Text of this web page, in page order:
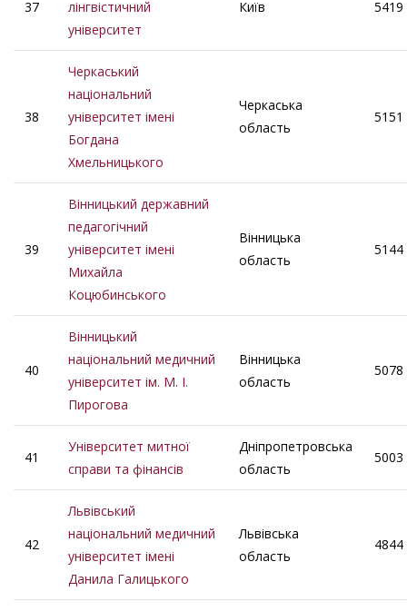
37
лінгвістичний
університет
Київ 5419
38
Черкаський
національний
університет імені
Богдана
Хмельницького
Черкаська
область
5151
39
Вінницький державний
педагогічний
університет імені
Михайла
Коцюбинського
Вінницька
область
5144
40
Вінницький
національний медичний
університет ім. М. І.
Пирогова
Вінницька
область
5078
41
Університет митної
справи та фінансів
Дніпропетровська
область
5003
42
Львівський
національний медичний
університет імені
Данила Галицького
Львівська
область
4844